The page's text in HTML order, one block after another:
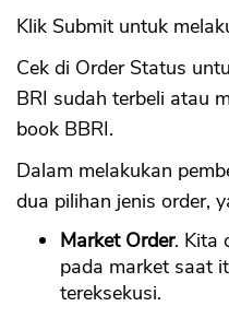
Klik Submit untuk
Cek di Order Status
BRI sudah terbeli atau
book BBRI.
Dalam melakukan
dua pilihan jenis order,
Market Order. Kita
pada market saat
tereksekusi.